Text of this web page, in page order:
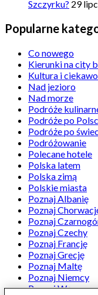
Szczyrku? 29
Popularne
Co nowego
Kierunki na city
Kultura i
Nad jezioro
Nad morze
Podróże
Podróże po
Podróże po
Podróżowanie
Polecane hotele
Polska latem
Polska zimą
Polskie miasta
Poznaj Albanię
Poznaj
Poznaj
Poznaj Czechy
Poznaj Francję
Poznaj Grecję
Poznaj Maltę
Poznaj Niemcy
Poznaj Węgry